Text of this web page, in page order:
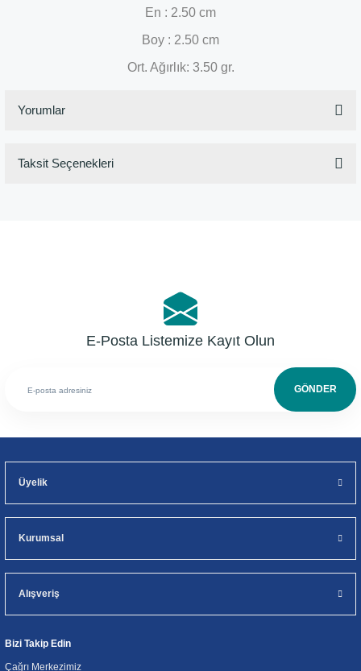
En : 2.50 cm
Boy : 2.50 cm
Ort. Ağırlık: 3.50 gr.
Yorumlar
Taksit Seçenekleri
E-Posta Listemize Kayıt Olun
GÖNDER
Üyelik
Kurumsal
Alışveriş
Bizi Takip Edin
Çağrı Merkezimiz